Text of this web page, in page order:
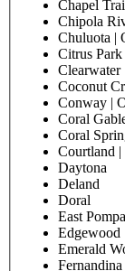
Chapel
Chipola
Chuluota |
Citrus
Clearwater
Coconut
Conway |
Coral
Coral
Courtland
Daytona
Deland
Doral
East
Edgewood
Emerald